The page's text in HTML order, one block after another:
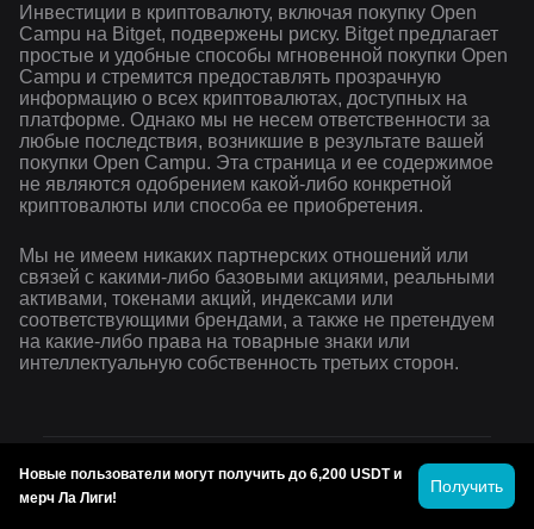
Инвестиции в криптовалюту, включая покупку Open
Campu на Bitget, подвержены риску. Bitget предлагает
простые и удобные способы мгновенной покупки Open
Campu и стремится предоставлять прозрачную
информацию о всех криптовалютах, доступных на
платформе. Однако мы не несем ответственности за
любые последствия, возникшие в результате вашей
покупки Open Campu. Эта страница и ее содержимое
не являются одобрением какой-либо конкретной
криптовалюты или способа ее приобретения.
Мы не имеем никаких партнерских отношений или
связей с какими-либо базовыми акциями, реальными
активами, токенами акций, индексами или
соответствующими брендами, а также не претендуем
на какие-либо права на товарные знаки или
интеллектуальную собственность третьих сторон.
Как купить Bitcoin Cash
Новые пользователи могут получить до 6,200 USDT и
мерч Ла Лиги!
Получить